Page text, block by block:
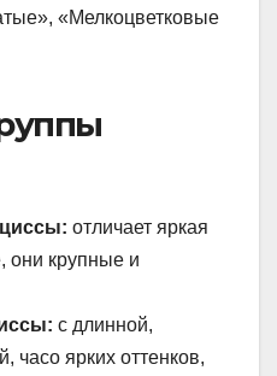
«Мелкоцветковые
отличает яркая
они крупные и
с длинной,
часо ярких оттенков,